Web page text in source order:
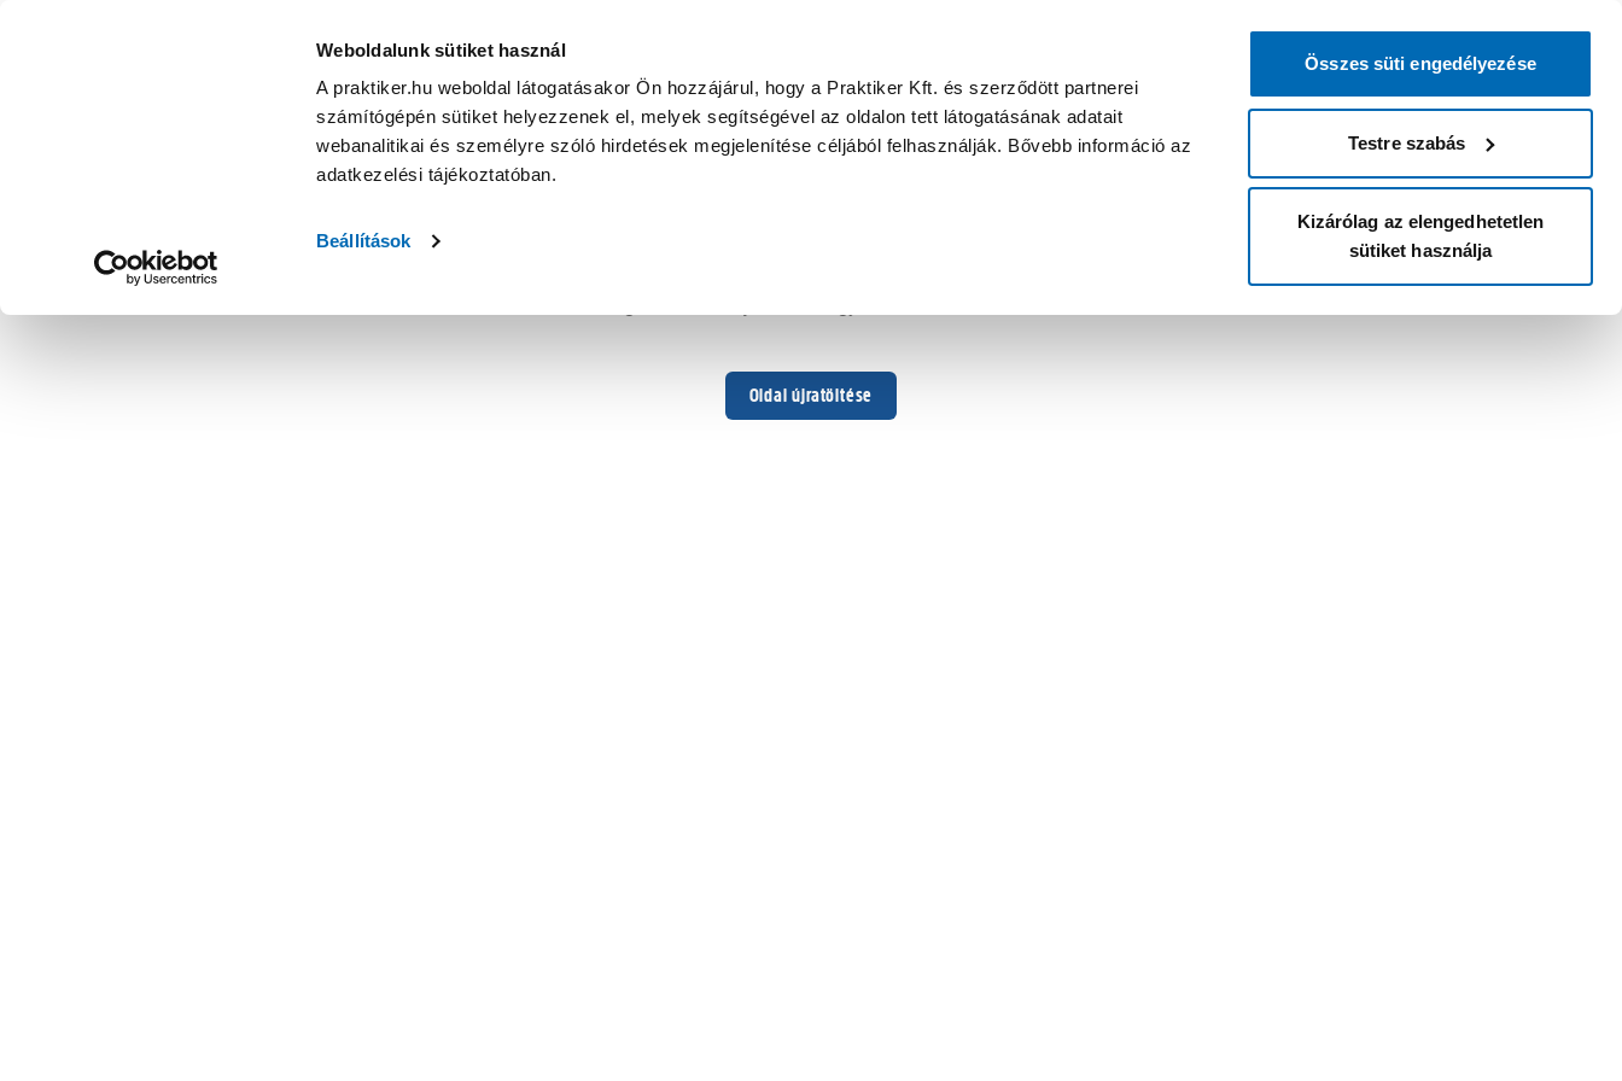
Weboldalunk sütiket használ
A praktiker.hu weboldal látogatásakor Ön hozzájárul, hogy a Praktiker Kft. és szerződött partnerei
számítógépén sütiket helyezzenek el, melyek segítségével az oldalon tett látogatásának adatait
webanalitikai és személyre szóló hirdetések megjelenítése céljából felhasználják. Bővebb információ az
adatkezelési tájékoztatóban.
Beállítások
Összes süti engedélyezése
Testre szabás
Kizárólag az elengedhetetlen
sütiket használja
Oldal újratöltése